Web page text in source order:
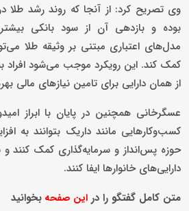
وی تصریح کرد: از آنجا که روند رشد
بوده و بازدهی آن از سود بانکی
مدل‌های اعتباری مبتنی بر وثیقه طلا
کمک کند. این رویکرد موجب می‌شود افراد
از همان دارایی برای تامین نیازهای مالی
کسب‌وکارهایی مانند داریک بتوانند به
حوزه پس‌انداز و سرمایه‌گذاری کمک کنند
دارایی‌های خانوارها ایفا کنند.
متن کامل گفتگو را در این صفحه بخوانید